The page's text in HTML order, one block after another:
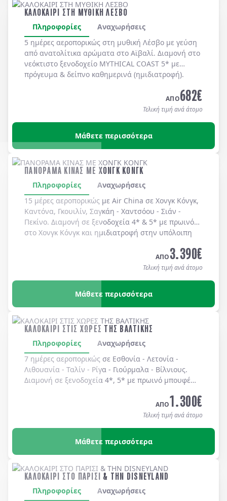
ΚΑΛΟΚΑΙΡΙ ΣΤΗ ΜΥΘΙΚΗ ΛΕΣΒΟ
Πληροφορίες
Αναχωρήσεις
5 ημέρες αεροπορικώς στη μυθική Λέσβο με γεύση
από ανατολίτικα αρώματα στο Αϊβαλί. Διαμονή στο
νεόκτιστο ξενοδοχείο MYTHICAL COAST 5* με
πρόγευμα & δείπνο καθημερινά (ημιδιατροφή).
ΑΠΟ682€
Τελική τιμή ανά άτομο
Μάθετε περισσότερα
ΠΑΝΟΡΑΜΑ ΚΙΝΑΣ ΜΕ ΧΟΝΓΚ ΚΟΝΓΚ
Πληροφορίες
Αναχωρήσεις
15 μέρες αεροπορικώς με Air China σε Χονγκ Κόνγκ,
Καντόνα, Γκουιλίν, Σαγκάη - Χαντσόου - Σιάν -
Πεκίνο. Διαμονή σε ξενοδοχεία 4* & 5* με πρωινό
στο Χονγκ Κόνγκ και ημιδιατροφή στην υπόλοιπη
ΑΠΟ3.390€
Τελική τιμή ανά άτομο
Μάθετε περισσότερα
ΚΑΛΟΚΑΙΡΙ ΣΤΙΣ ΧΩΡΕΣ ΤΗΣ ΒΑΛΤΙΚΗΣ
Πληροφορίες
Αναχωρήσεις
7 ημέρες αεροπορικώς σε Εσθονία - Λετονία -
Λιθουανία - Ταλίν - Ρίγα - Γιούρμαλα - Βίλνιους.
Διαμονή σε ξενοδοχεία 4*, 5* με πρωινό μπουφέ
ΑΠΟ1.300€
Τελική τιμή ανά άτομο
Μάθετε περισσότερα
ΚΑΛΟΚΑΙΡΙ ΣΤΟ ΠΑΡΙΣΙ & ΤΗΝ DISNEYLAND
Πληροφορίες
Αναχωρήσεις